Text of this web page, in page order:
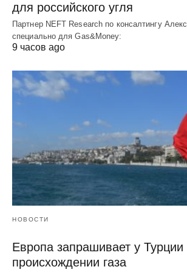
для российского угля
Партнер NEFT Research по консалтингу
специально для Gas&Money:
9 часов ago
НОВОСТИ
Европа запрашивает у
происхождении газа